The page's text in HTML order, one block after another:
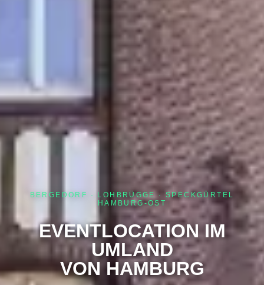
BERGEDORF · LOHBRÜGGE · SPECKGÜRTEL
HAMBURG-OST
EVENTLOCATION IM
UMLAND
VON HAMBURG